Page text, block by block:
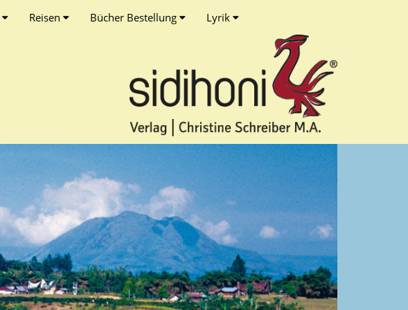
Reisen Bücher Bestellung Lyrik